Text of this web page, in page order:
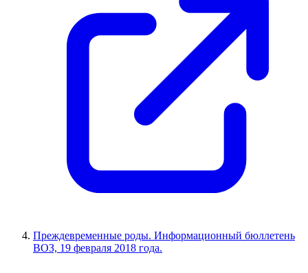
Преждевременные роды. Информационный бюллетень
ВОЗ, 19 февраля 2018 года.